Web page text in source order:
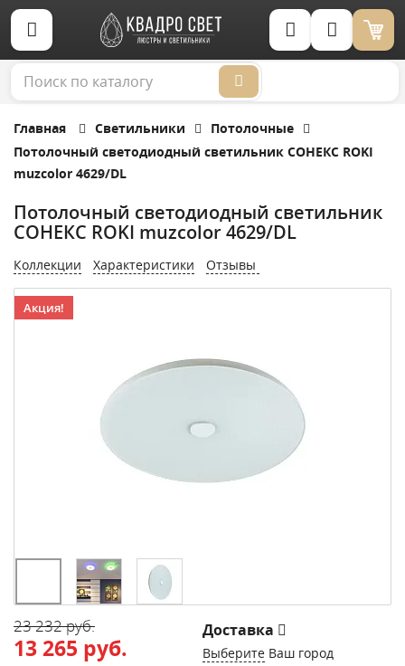
Корзина (0)
Главная Светильники
Потолочные
Потолочный светодиодный светильник СОНЕКС ROKI
muzcolor 4629/DL
Потолочный светодиодный светильник
СОНЕКС ROKI muzcolor 4629/DL
Коллекции Характеристики Отзывы
Акция!
23 232 руб.
13 265 руб.
Доставка
Выберите Ваш город